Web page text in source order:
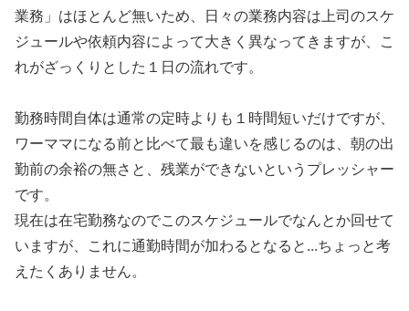
業務」はほとんど無いため、日々の業務内容は上司のスケ
ジュールや依頼内容によって大きく異なってきますが、こ
れがざっくりとした１日の流れです。
勤務時間自体は通常の定時よりも１時間短いだけですが、
ワーママになる前と比べて最も違いを感じるのは、朝の出
勤前の余裕の無さと、残業ができないというプレッシャー
です。
現在は在宅勤務なのでこのスケジュールでなんとか回せて
いますが、これに通勤時間が加わるとなると...ちょっと考
えたくありません。